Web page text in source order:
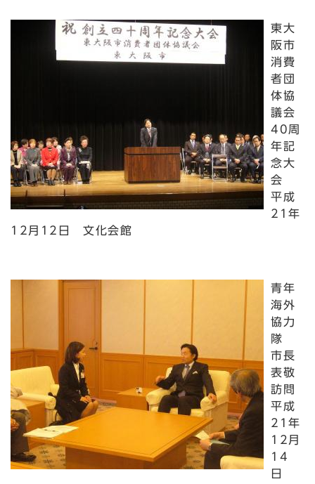
東大
阪市
消費
者団
体協
議会
40周
年記
念大
会
平成
21年
12月12日 文化会館
青年
海外
協力
隊
市長
表敬
訪問
平成
21年
12月
14
日